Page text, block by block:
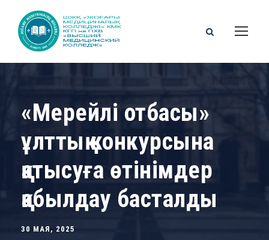
«Мерейлі отбасы»
ұлттық конкурсына
қатысуға өтінімдер
қабылдау басталды
30 МАЯ, 2025